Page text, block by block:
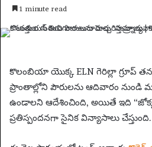
d
e
m
a
i
1 minute read
కొలంబియా యొక్క ELN గెరిల్లా గ్రూప్
ప్రాంతాల్లోని పౌరులను ఆదివారం నుండి
ఉండాలని ఆదేశించింది, అయితే ఇది
ప్రతిస్పందనగా సైనిక విన్యాసాలు చేస్తుంది.